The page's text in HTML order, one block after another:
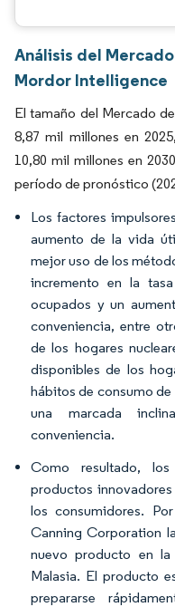
Análisis del
Mordor Intelligence
El tamaño del Mercado
8,87 mil millones en
10,80 mil millones en
período de pronóstico
Los factores
aumento de la vida
mejor uso de los
incremento en la
ocupados y un
conveniencia, entre
de los hogares
disponibles de los
hábitos de consumo
una marcada
conveniencia.
Como resultado, los
productos
los consumidores.
Canning Corporation
nuevo producto en
Malasia. El producto
prepararse